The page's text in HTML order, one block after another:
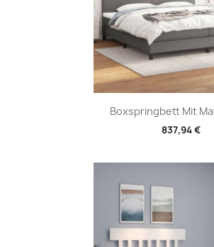
Boxspringbett Mit
837,94 €
